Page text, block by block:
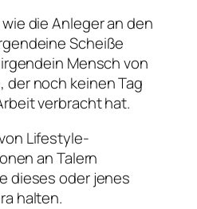
die Anleger an den
Scheiße
Mensch von
noch keinen Tag
verbracht hat.
Lifestyle-
an Talern
dieses oder jenes
halten.